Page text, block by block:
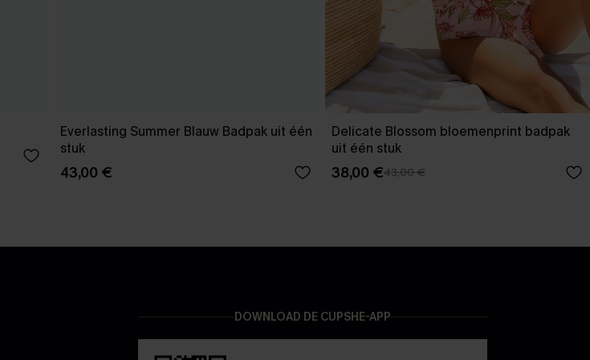
Everlasting Summer Blauw Badpak uit één
stuk
43,00 €
Delicate Blossom bloemenprint badpak
uit één stuk
38,00 €43,00 €
DOWNLOAD DE CUPSHE-APP